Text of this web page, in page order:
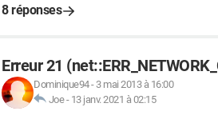
8 réponses
Erreur 21
Dominique94- 3 mai 2013 à 16:00
Joe- 13 janv. 2021 à 02:15